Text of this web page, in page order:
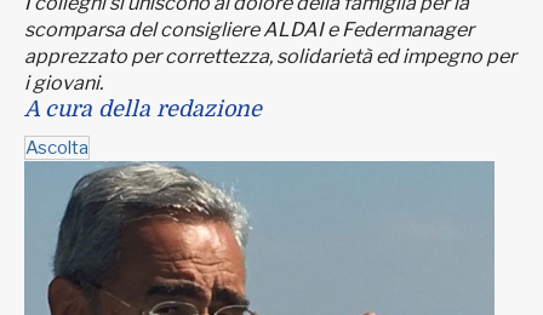
scomparsa del consigliere ALDAI e Federmanager
apprezzato per correttezza, solidarietà ed impegno per
i giovani.
A cura della redazione
Ascolta